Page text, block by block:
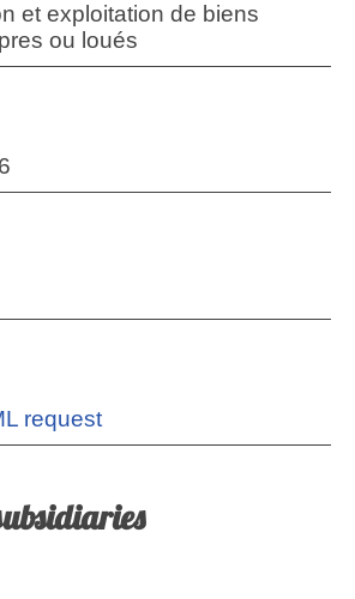
et exploitation de biens
ou loués
request